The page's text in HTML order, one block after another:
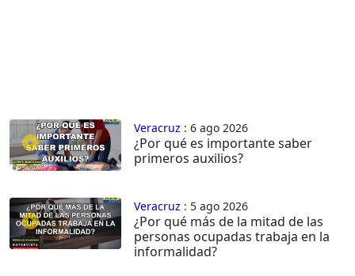
Veracruz : 6 ago 2026
¿Por qué es importante saber
primeros auxilios?
Veracruz : 5 ago 2026
¿Por qué más de la mitad de las
personas ocupadas trabaja en la
informalidad?